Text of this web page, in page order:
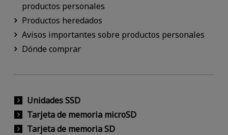
productos personales
Productos heredados
Avisos importantes sobre productos personales
Dónde comprar
Unidades SSD
Tarjeta de memoria microSD
Tarjeta de memoria SD